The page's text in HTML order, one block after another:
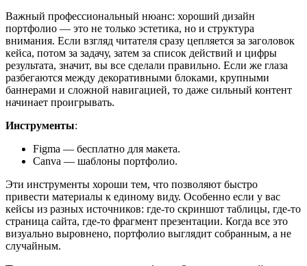
Важный профессиональный нюанс: хороший дизайн
портфолио — это не только эстетика, но и структура
внимания. Если взгляд читателя сразу цепляется за заголовок
кейса, потом за задачу, затем за список действий и цифры
результата, значит, вы все сделали правильно. Если же глаза
разбегаются между декоративными блоками, крупными
баннерами и сложной навигацией, то даже сильный контент
начинает проигрывать.
Инструменты:
Figma — бесплатно для макета.
Canva — шаблоны портфолио.
Эти инструменты хороши тем, что позволяют быстро
привести материалы к единому виду. Особенно если у вас
кейсы из разных источников: где-то скриншот таблицы, где-то
страница сайта, где-то фрагмент презентации. Когда все это
визуально выровнено, портфолио выглядит собранным, а не
случайным.